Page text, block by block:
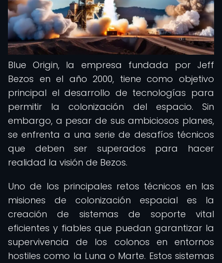
Blue Origin, la empresa fundada por Jeff
Bezos en el año 2000, tiene como objetivo
principal el desarrollo de tecnologías para
permitir la colonización del espacio. Sin
embargo, a pesar de sus ambiciosos planes,
se enfrenta a una serie de desafíos técnicos
que deben ser superados para hacer
realidad la visión de Bezos.
Uno de los principales retos técnicos en las
misiones de colonización espacial es la
creación de sistemas de soporte vital
eficientes y fiables que puedan garantizar la
supervivencia de los colonos en entornos
hostiles como la Luna o Marte. Estos sistemas